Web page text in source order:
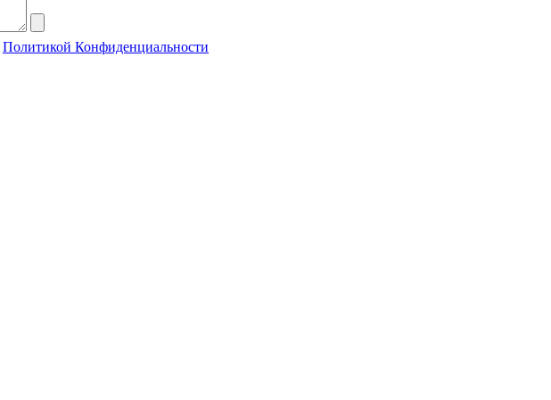
Политикой Конфиденциальности